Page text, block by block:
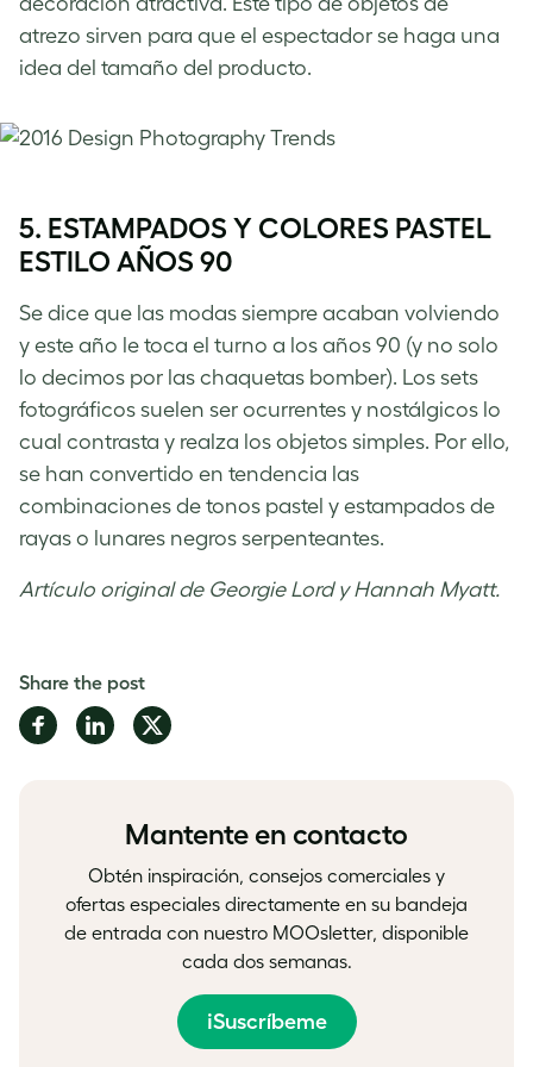
atrezo sirven para que el espectador se haga una
idea del tamaño del producto.
5. ESTAMPADOS Y COLORES PASTEL
ESTILO AÑOS 90
Se dice que las modas siempre acaban volviendo
y este año le toca el turno a los años 90 (y no solo
lo decimos por las chaquetas bomber). Los sets
fotográficos suelen ser ocurrentes y nostálgicos lo
cual contrasta y realza los objetos simples. Por ello,
se han convertido en tendencia las
combinaciones de tonos pastel y estampados de
rayas o lunares negros serpenteantes.
Artículo original de Georgie Lord y Hannah Myatt.
Share the post
Share
on
Share
on
Share
on
Mantente en contacto
Obtén inspiración, consejos comerciales y
ofertas especiales directamente en su bandeja
de entrada con nuestro MOOsletter, disponible
cada dos semanas.
¡Suscríbeme